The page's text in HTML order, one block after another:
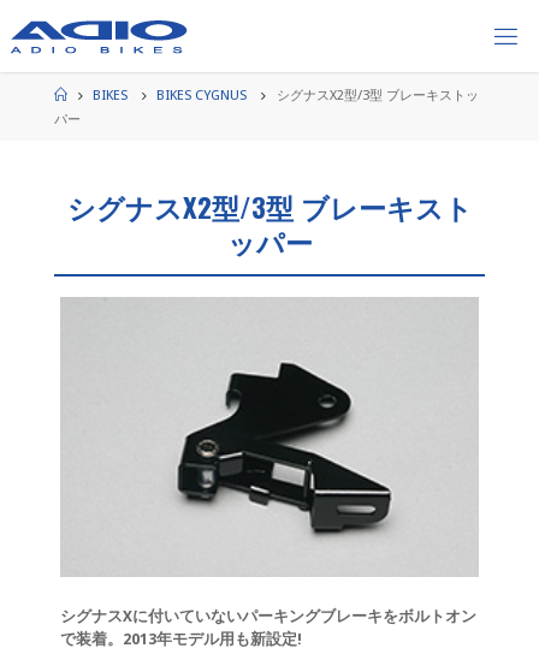
ン
ホ
ー
BIKES BIKES CYGNUS
シグナスX2型/3型 ブレーキストッ
パー
シグナスX2型/3型 ブレーキスト
ッパー
シグナスXに付いていないパーキングブレーキをボルトオン
で装着。2013年モデル用も新設定!